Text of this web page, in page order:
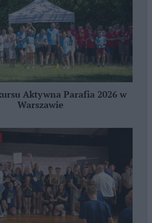
Aktywna Parafia 2026 w
Warszawie